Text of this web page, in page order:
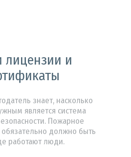
лицензии и
знает, насколько
является система
Пожарное
должно быть
работают люди.